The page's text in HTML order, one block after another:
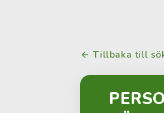
Tillbaka till